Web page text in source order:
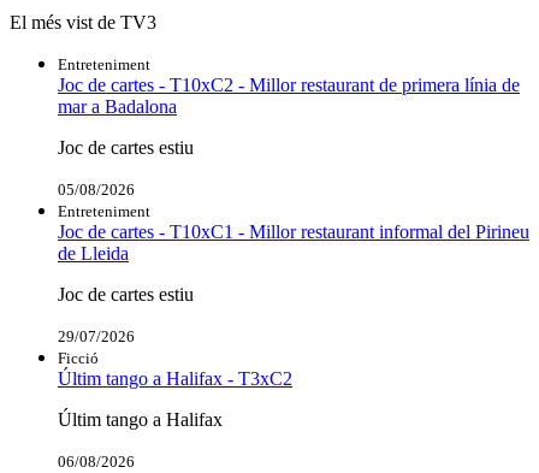
El més vist de TV3
Entreteniment
Joc de cartes - T10xC2 - Millor restaurant de primera línia de
mar a Badalona
Joc de cartes estiu
05/08/2026
Entreteniment
Joc de cartes - T10xC1 - Millor restaurant informal del Pirineu
de Lleida
Joc de cartes estiu
29/07/2026
Ficció
Últim tango a Halifax - T3xC2
Últim tango a Halifax
06/08/2026